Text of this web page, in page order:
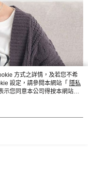
方式之詳情，及若您不希
設定，請參閱本網站「 隱私
示您同意本公司得按本網站使